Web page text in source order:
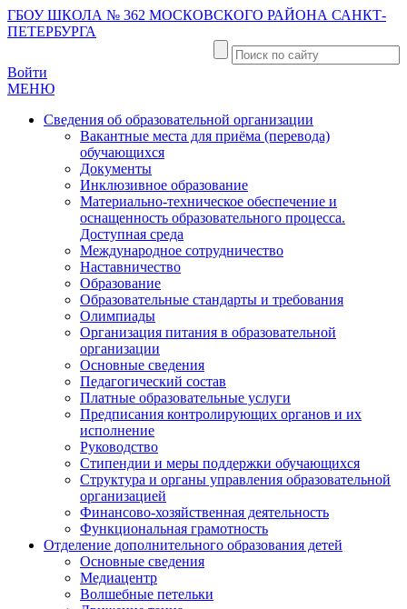
ГБОУ ШКОЛА № 362 МОСКОВСКОГО РАЙОНА САНКТ-
ПЕТЕРБУРГА
Войти
МЕНЮ
Сведения об образовательной организации
Вакантные места для приёма (перевода)
обучающихся
Документы
Инклюзивное образование
Материально-техническое обеспечение и
оснащенность образовательного процесса.
Доступная среда
Международное сотрудничество
Наставничество
Образование
Образовательные стандарты и требования
Олимпиады
Организация питания в образовательной
организации
Основные сведения
Педагогический состав
Платные образовательные услуги
Предписания контролирующих органов и их
исполнение
Руководство
Стипендии и меры поддержки обучающихся
Структура и органы управления образовательной
организацией
Финансово-хозяйственная деятельность
Функциональная грамотность
Отделение дополнительного образования детей
Основные сведения
Медиацентр
Волшебные петельки